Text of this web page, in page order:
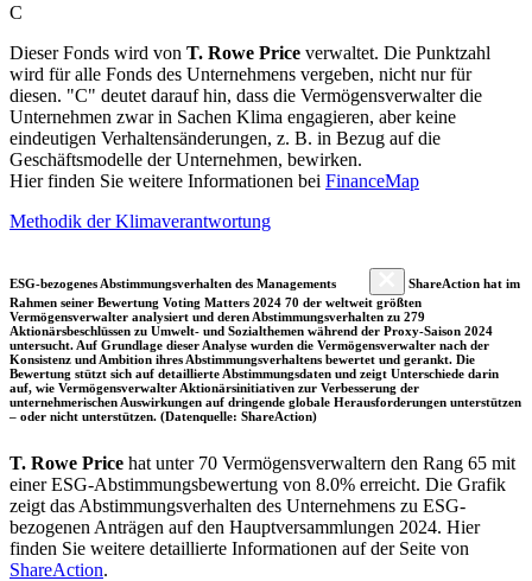
C
Dieser Fonds wird von T. Rowe Price verwaltet. Die Punktzahl
wird für alle Fonds des Unternehmens vergeben, nicht nur für
diesen. "C" deutet darauf hin, dass die Vermögensverwalter die
Unternehmen zwar in Sachen Klima engagieren, aber keine
eindeutigen Verhaltensänderungen, z. B. in Bezug auf die
Geschäftsmodelle der Unternehmen, bewirken.
Hier finden Sie weitere Informationen bei FinanceMap
Methodik der Klimaverantwortung
ESG-bezogenes Abstimmungsverhalten des Managements
ShareAction hat im
Rahmen seiner Bewertung Voting Matters 2024 70 der weltweit größten
Vermögensverwalter analysiert und deren Abstimmungsverhalten zu 279
Aktionärsbeschlüssen zu Umwelt- und Sozialthemen während der Proxy-Saison 2024
untersucht. Auf Grundlage dieser Analyse wurden die Vermögensverwalter nach der
Konsistenz und Ambition ihres Abstimmungsverhaltens bewertet und gerankt. Die
Bewertung stützt sich auf detaillierte Abstimmungsdaten und zeigt Unterschiede darin
auf, wie Vermögensverwalter Aktionärsinitiativen zur Verbesserung der
unternehmerischen Auswirkungen auf dringende globale Herausforderungen unterstützen
– oder nicht unterstützen. (Datenquelle: ShareAction)
T. Rowe Price hat unter 70 Vermögensverwaltern den Rang 65 mit
einer ESG-Abstimmungsbewertung von 8.0% erreicht. Die Grafik
zeigt das Abstimmungsverhalten des Unternehmens zu ESG-
bezogenen Anträgen auf den Hauptversammlungen 2024. Hier
finden Sie weitere detaillierte Informationen auf der Seite von
ShareAction.